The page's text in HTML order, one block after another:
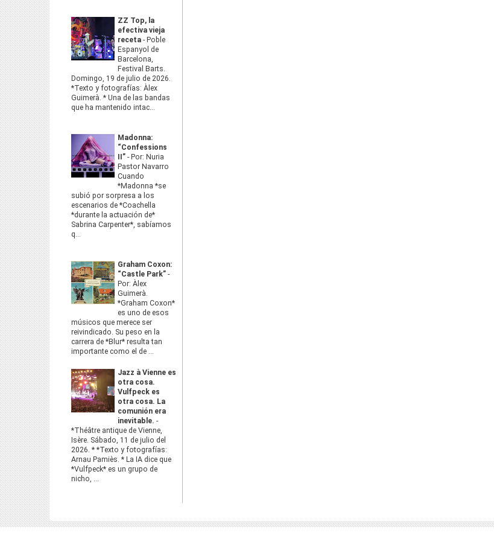
ZZ Top, la
efectiva vieja
receta - Poble
Espanyol de
Barcelona,
Festival Barts.
Domingo, 19 de julio de 2026.
*Texto y fotografías: Àlex
Guimerà. * Una de las bandas
que ha mantenido intac...
Madonna:
“Confessions
II” - Por: Nuria
Pastor Navarro
Cuando
*Madonna *se
subió por sorpresa a los
escenarios de *Coachella
*durante la actuación de*
Sabrina Carpenter*, sabíamos
q...
Graham Coxon:
“Castle Park” -
Por: Àlex
Guimerà.
*Graham Coxon*
es uno de esos
músicos que merece ser
reivindicado. Su peso en la
carrera de *Blur* resulta tan
importante como el de ...
Jazz à Vienne es
otra cosa.
Vulfpeck es
otra cosa. La
comunión era
inevitable. -
*Théâtre antique de Vienne,
Isère. Sábado, 11 de julio del
2026. * *Texto y fotografías:
Arnau Pamiès. * La IA dice que
*Vulfpeck* es un grupo de
nicho, ...